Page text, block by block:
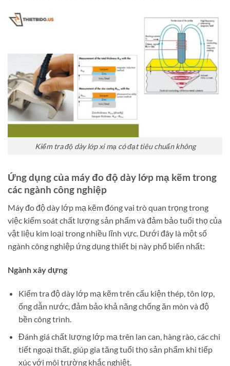
Kiểm tra độ dày lớp xi mạ có đạt tiêu chuẩn không
Ứng dụng của máy đo độ dày lớp mạ kẽm trong
các ngành công nghiệp
Máy đo độ dày lớp mạ kẽm đóng vai trò quan trọng trong
việc kiểm soát chất lượng sản phẩm và đảm bảo tuổi thọ của
vật liệu kim loại trong nhiều lĩnh vực. Dưới đây là một số
ngành công nghiệp ứng dụng thiết bị này phổ biến nhất:
Ngành xây dựng
Kiểm tra độ dày lớp mạ kẽm trên cấu kiện thép, tôn lợp,
ống dẫn nước, đảm bảo khả năng chống ăn mòn và độ
bền công trình.
Đánh giá chất lượng lớp mạ trên lan can, hàng rào, các chi
tiết ngoại thất, giúp gia tăng tuổi thọ sản phẩm khi tiếp
xúc với môi trường khắc nghiệt.